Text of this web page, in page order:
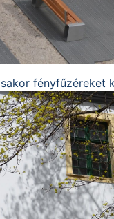
fényfűzéreket